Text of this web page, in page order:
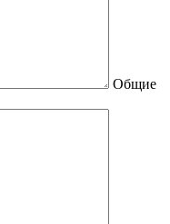
Общие